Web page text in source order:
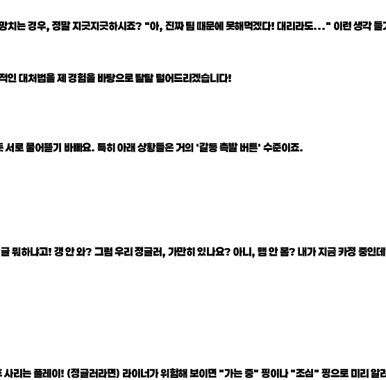
치는 경우, 정말 지긋지긋하시죠? "아, 진짜 팀 때문에 못해먹겠다! 대리라도..." 이런 생각 들
인 대처법을 제 경험을 바탕으로 탈탈 털어드리겠습니다!
로 물어뜯기 바빠요. 특히 아래 상황들은 거의 '갈등 촉발 버튼' 수준이죠.
뭐하냐고! 갱 안 와? 그럼 우리 정글러, 가만히 있나요? 아니, 맵 안 봄? 내가 지금 카정 중인
리는 플레이! (정글러라면) 라이너가 위험해 보이면 "가는 중" 핑이나 "조심" 핑으로 미리 알